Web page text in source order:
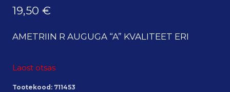
19,50 €
AMETRIIN R AUGUGA “A” KVALITEET ERI
Laost otsas
Tootekood: 711453